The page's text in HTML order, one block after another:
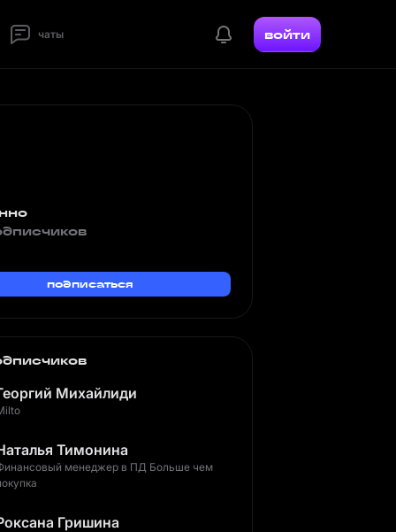
чаты войти
подписаться
Михайлиди
Тимонина
менеджер в ПД Больше чем
Гришина